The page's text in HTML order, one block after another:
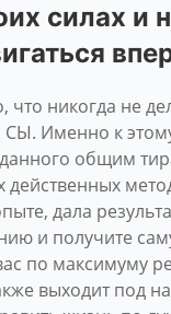
силах и
никогда не
Именно к
общим
дала
и получите
по максимуму
выходит под